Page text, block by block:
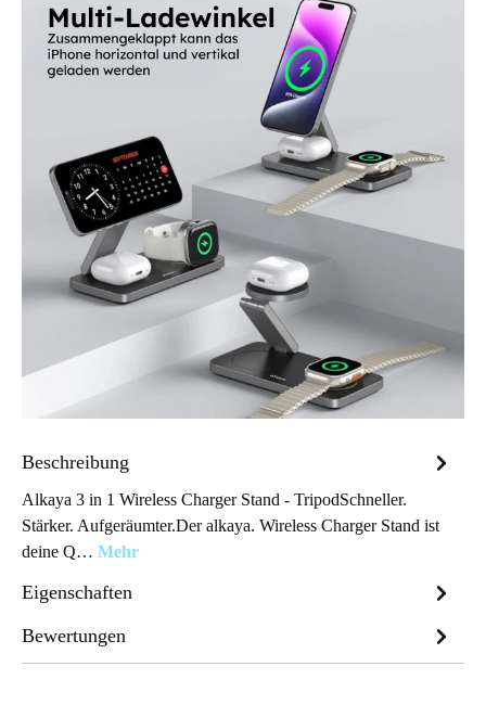
Beschreibung
Alkaya 3 in 1 Wireless Charger Stand - TripodSchneller.
Stärker. Aufgeräumter.Der alkaya. Wireless Charger Stand ist
deine Q… Mehr
Eigenschaften
Bewertungen